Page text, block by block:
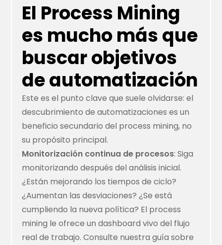
El Process Mining
es mucho más que
buscar objetivos
de automatización
Este es el punto clave que suele olvidarse: el
descubrimiento de automatizaciones es un
beneficio secundario del process mining, no
su propósito principal.
Monitorización continua de procesos: Siga
monitorizando después del análisis inicial.
¿Están mejorando los tiempos de ciclo?
¿Aumentan las desviaciones? ¿Se está
cumpliendo la nueva política? El process
mining le ofrece un dashboard vivo del flujo
real de trabajo. Consulte nuestra guía sobre